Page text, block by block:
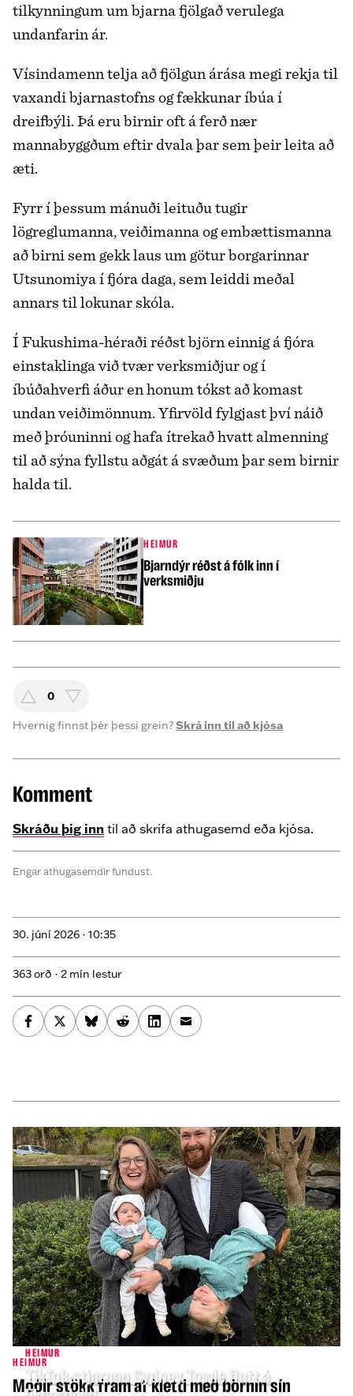
tilkynningum um bjarna fjölgað verulega
undanfarin ár.
Vísindamenn telja að fjölgun árása megi rekja til
vaxandi bjarnastofns og fækkunar íbúa í
dreifbýli. Þá eru birnir oft á ferð nær
mannabyggðum eftir dvala þar sem þeir leita að
æti.
Fyrr í þessum mánuði leituðu tugir
lögreglumanna, veiðimanna og embættismanna
að birni sem gekk laus um götur borgarinnar
Utsunomiya í fjóra daga, sem leiddi meðal
annars til lokunar skóla.
Í Fukushima-héraði réðst björn einnig á fjóra
einstaklinga við tvær verksmiðjur og í
íbúðahverfi áður en honum tókst að komast
undan veiðimönnum. Yfirvöld fylgjast því náið
með þróuninni og hafa ítrekað hvatt almenning
til að sýna fyllstu aðgát á svæðum þar sem birnir
halda til.
HEIMUR
Bjarndýr réðst á fólk inn í
verksmiðju
0
Hvernig finnst þér þessi grein?Skrá inn til að kjósa
Komment
Skráðu þig inn til að skrifa athugasemd eða kjósa.
Engar athugasemdir fundust.
30. júní 2026 · 10:35
363 orð · 2 mín lestur
HEIMUR
Móðir stökk fram af kletti með börnin sín
HEIMUR
TikTok-stjarnan Sydney Towle flutt á